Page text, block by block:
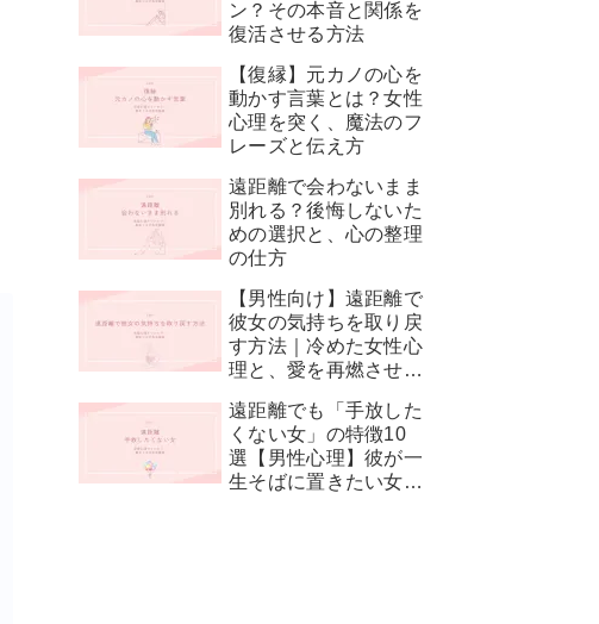
ン？その本音と関係を
復活させる方法
【復縁】元カノの心を
動かす言葉とは？女性
心理を突く、魔法のフ
レーズと伝え方
遠距離で会わないまま
別れる？後悔しないた
めの選択と、心の整理
の仕方
【男性向け】遠距離で
彼女の気持ちを取り戻
す方法｜冷めた女性心
理と、愛を再燃させる
遠距離でも「手放した
くない女」の特徴10
選【男性心理】彼が一
生そばに置きたい女性